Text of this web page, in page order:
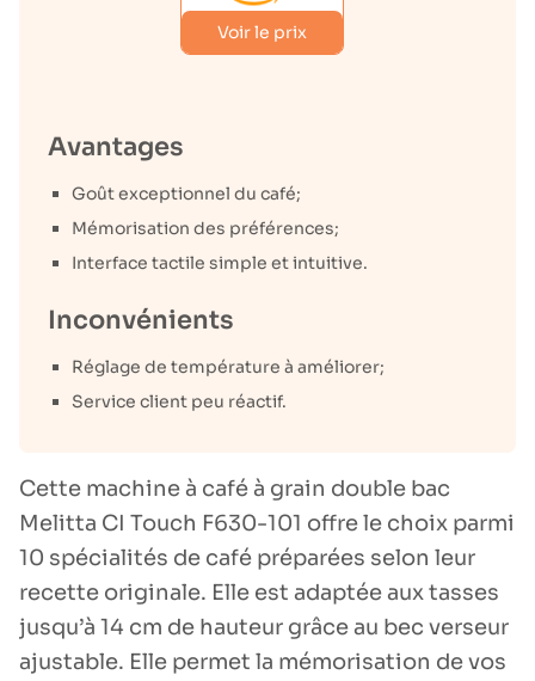
Voir le prix
Avantages
Goût exceptionnel du café;
Mémorisation des préférences;
Interface tactile simple et intuitive.
Inconvénients
Réglage de température à améliorer;
Service client peu réactif.
Cette machine à café à grain double bac
Melitta CI Touch F630-101 offre le choix parmi
10 spécialités de café préparées selon leur
recette originale. Elle est adaptée aux tasses
jusqu’à 14 cm de hauteur grâce au bec verseur
ajustable. Elle permet la mémorisation de vos